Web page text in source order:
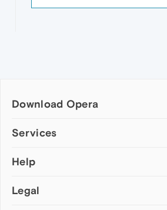
Download Opera
Computer browsers
Opera for Mac
Opera beta version
Services
Add-ons
Wallpapers
Help
Help & support
Legal